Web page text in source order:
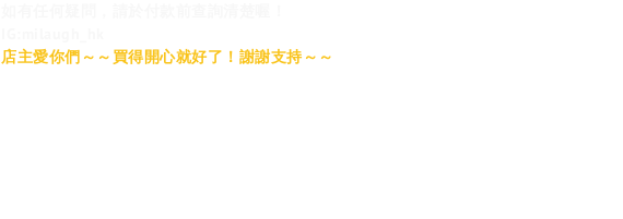
店主愛你們～～買得開心就好了！謝謝支持～～